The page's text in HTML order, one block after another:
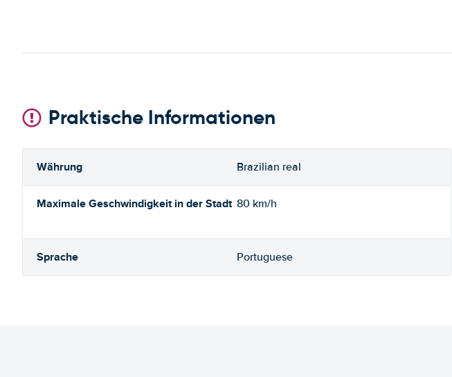
Praktische Informationen
Währung Brazilian real
Maximale Geschwindigkeit in der Stadt 80 km/h
Sprache Portuguese